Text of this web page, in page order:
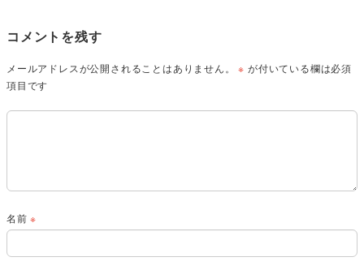
コメントを残す
メールアドレスが公開されることはありません。 ※ が付いている欄は必須
項目です
名前※